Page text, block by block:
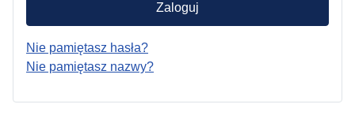
Zaloguj
Nie pamiętasz hasła?
Nie pamiętasz nazwy?